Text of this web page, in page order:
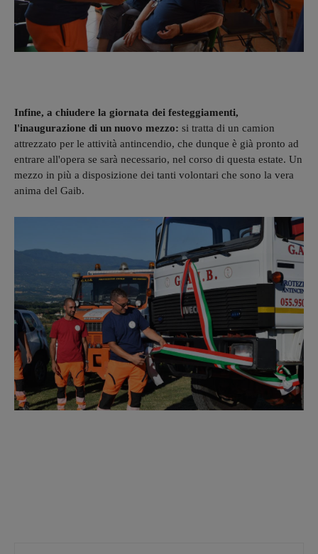
Infine, a chiudere la giornata dei festeggiamenti,
l'inaugurazione di un nuovo mezzo: si tratta di un camion
attrezzato per le attività antincendio, che dunque è già pronto ad
entrare all'opera se sarà necessario, nel corso di questa estate. Un
mezzo in più a disposizione dei tanti volontari che sono la vera
anima del Gaib.